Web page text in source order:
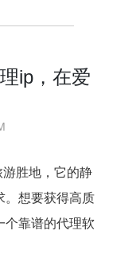
ip，在爱
胜地，它的静
。想要获得高质
个靠谱的代理软